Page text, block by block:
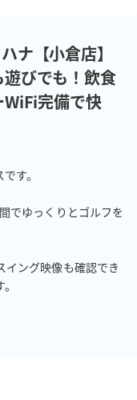
ナ【小倉店】
びでも！飲食
完備で快
す。
でゆっくりとゴルフを
ング映像も確認でき